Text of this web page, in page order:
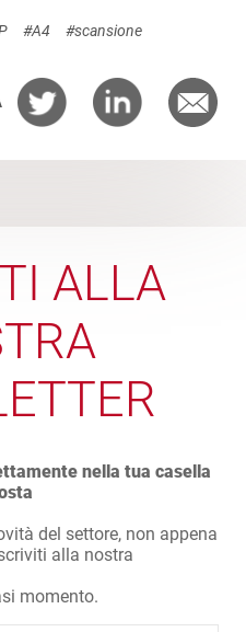
#A4
#scansione
ALLA
nella tua casella
del settore, non appena
alla nostra
momento.